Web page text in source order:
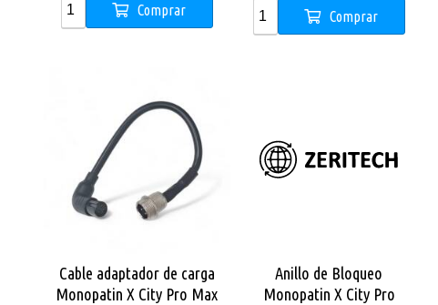
Comprar Comprar
Cable adaptador de carga
Monopatin X City Pro Max
Anillo de Bloqueo
Monopatin X City Pro